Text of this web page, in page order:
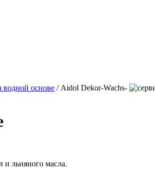
основе / Aidol Dekor-Wachs-
и льняного масла.